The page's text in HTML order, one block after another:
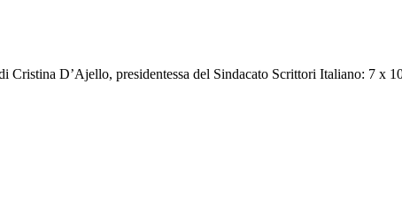
D’Ajello, presidentessa del Sindacato Scrittori Italiano: 7 x